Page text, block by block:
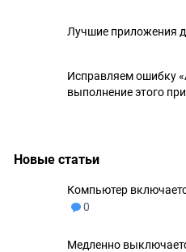
Лучшие приложения
Исправляем ошибку
выполнение этого
Новые статьи
Компьютер
0
Медленно